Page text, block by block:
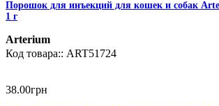
Порошок для инъекций для кошек и собак
1 г
Arterium
ART51724
38.00грн